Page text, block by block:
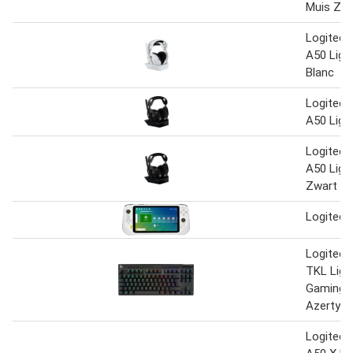
Muis
A50
Blanc
A50
A50
Zwart
Logitech
Logitech
TKL
Gaming
Azerty